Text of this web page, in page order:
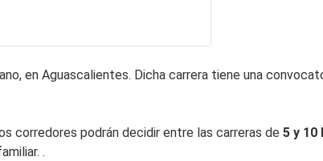
en Aguascalientes. Dicha carrera tiene una
corredores podrán decidir entre las carreras de 5 y
.